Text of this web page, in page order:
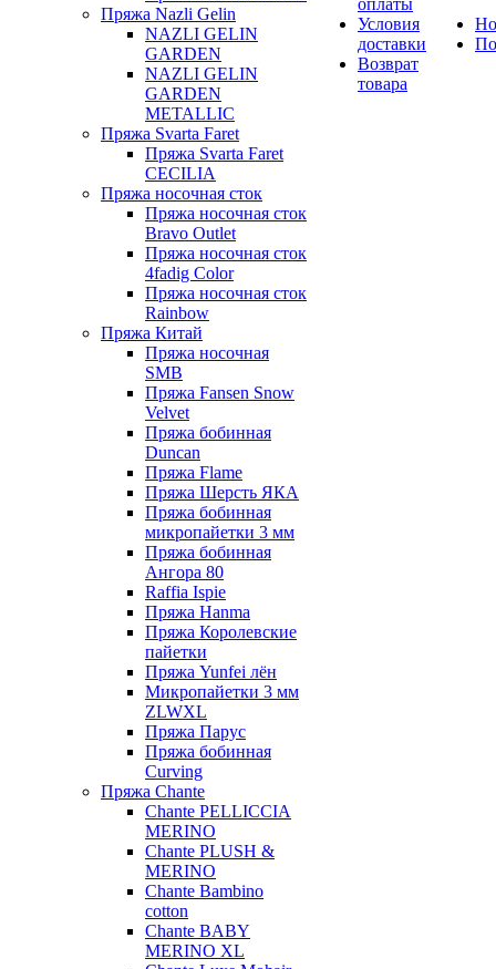
Пряжа Nazli Gelin
NAZLI GELIN
GARDEN
NAZLI GELIN
GARDEN
METALLIC
Пряжа Svarta Faret
Пряжа Svarta Faret
CECILIA
Пряжа носочная сток
Пряжа носочная сток
Bravo Outlet
Пряжа носочная сток
4fadig Color
Пряжа носочная сток
Rainbow
Пряжа Китай
Пряжа носочная
SMB
Пряжа Fansen Snow
Velvet
Пряжа бобинная
Duncan
Пряжа Flame
Пряжа Шерсть ЯКА
Пряжа бобинная
микропайетки 3 мм
Пряжа бобинная
Ангора 80
Raffia Ispie
Пряжа Hanma
Пряжа Королевские
пайетки
Пряжа Yunfei лён
Микропайетки 3 мм
ZLWXL
Пряжа Парус
Пряжа бобинная
Curving
Пряжа Chante
Chante PELLICCIA
MERINO
Chante PLUSH &
MERINO
Chante Bambino
cotton
Chante BABY
MERINO XL
оплаты
Условия
доставки
Возврат
товара